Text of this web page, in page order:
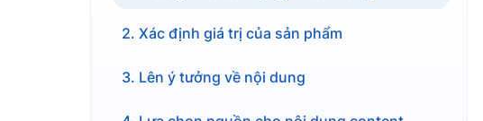
2. Xác định giá trị của sản phẩm
3. Lên ý tưởng về nội dung